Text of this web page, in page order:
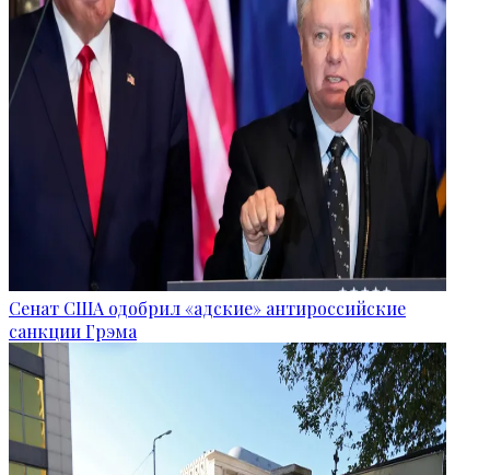
Сенат США одобрил «адские» антироссийские
санкции Грэма